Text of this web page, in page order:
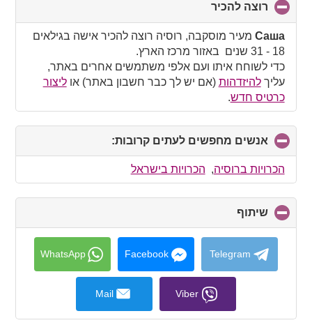
רוצה להכיר
to
collapse
contents
Саша מעיר מוסקבה, רוסיה רוצה להכיר אישה בגילאים
18 - 31 שנים באזור מרכז הארץ.
כדי לשוחח איתו ועם אלפי משתמשים אחרים באתר,
עליךלהיזדהות (אם יש לך כבר חשבון באתר) אוליצור
כרטיס חדש.
אנשים מחפשים לעתים קרובות:
to
contents
הכרויות ברוסיה, הכרויות בישראל
שיתוף
to
collapse
contents
Telegram
Facebook
WhatsApp
Viber
Mail